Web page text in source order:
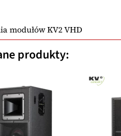
modułów KV2 VHD
produkty: